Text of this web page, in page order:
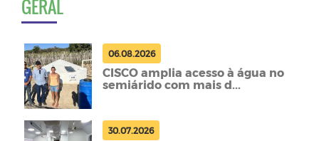
GERAL
06.08.2026
CISCO amplia acesso à água no
semiárido com mais d...
30.07.2026